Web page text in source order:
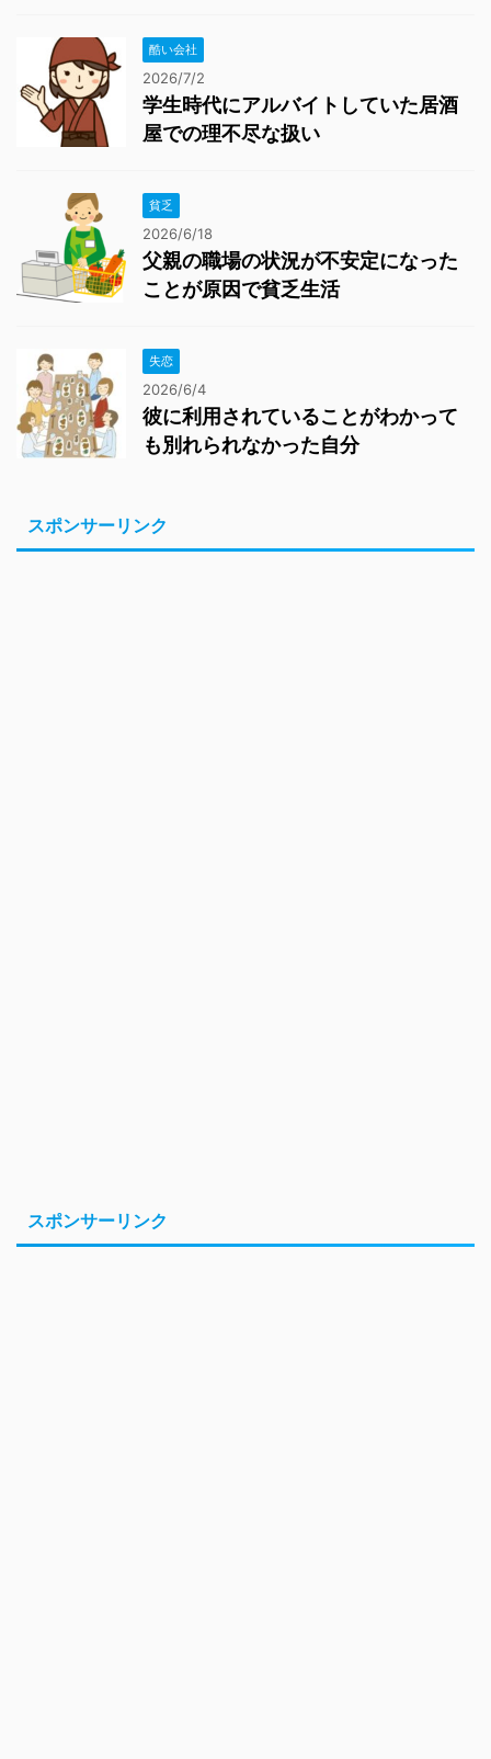
酷い会社
2026/7/2
学生時代にアルバイトしていた居酒
屋での理不尽な扱い
貧乏
2026/6/18
父親の職場の状況が不安定になった
ことが原因で貧乏生活
失恋
2026/6/4
彼に利用されていることがわかって
も別れられなかった自分
スポンサーリンク
スポンサーリンク